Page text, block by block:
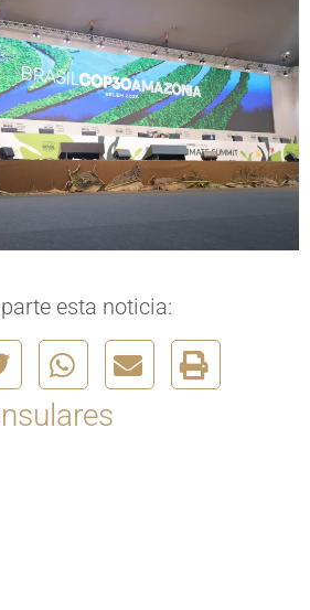
esta noticia: